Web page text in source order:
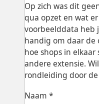
Op zich was dit
qua opzet en wat
voorbeelddata heb
handig om daar de
hoe shops in
andere extensie.
rondleiding door
Naam *